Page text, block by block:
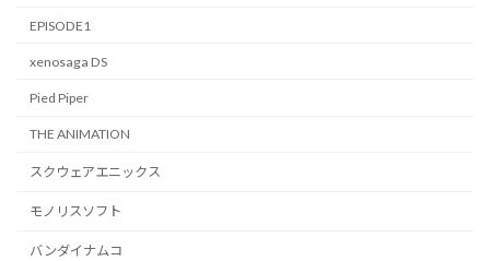
EPISODE1
xenosaga DS
Pied Piper
THE ANIMATION
スクウェアエニックス
モノリスソフト
バンダイナムコ